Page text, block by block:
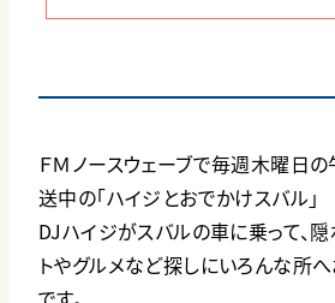
ＦＭノースウェーブで毎週木曜日
送中の「ハイジとおでかけスバル」
DJハイジがスバルの車に乗って、
トやグルメなど探しにいろんな所